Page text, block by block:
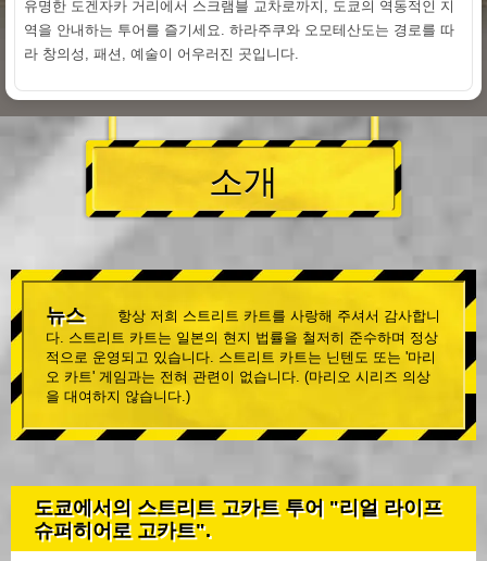
유명한 도겐자카 거리에서 스크램블 교차로까지, 도쿄의 역동적인 지
역을 안내하는 투어를 즐기세요. 하라주쿠와 오모테산도는 경로를 따
라 창의성, 패션, 예술이 어우러진 곳입니다.
소개
뉴스
항상 저희 스트리트 카트를 사랑해 주셔서 감사합니
다. 스트리트 카트는 일본의 현지 법률을 철저히 준수하며 정상
적으로 운영되고 있습니다. 스트리트 카트는 닌텐도 또는 '마리
오 카트' 게임과는 전혀 관련이 없습니다. (마리오 시리즈 의상
을 대여하지 않습니다.)
도쿄에서의 스트리트 고카트 투어 "리얼 라이프
슈퍼히어로 고카트".